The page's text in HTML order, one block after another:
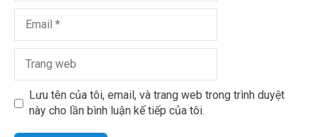
Lưu tên của tôi, email, và trang web trong trình duyệt
này cho lần bình luận kế tiếp của tôi.